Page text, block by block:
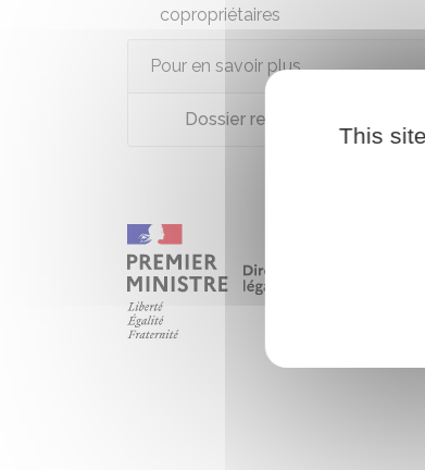
copropriétaires
Pour en savoir plus
Dossier relatif à l'assemblée
This